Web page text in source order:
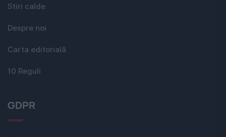
Stiri calde
Despre noi
Carta editorială
10 Reguli
GDPR